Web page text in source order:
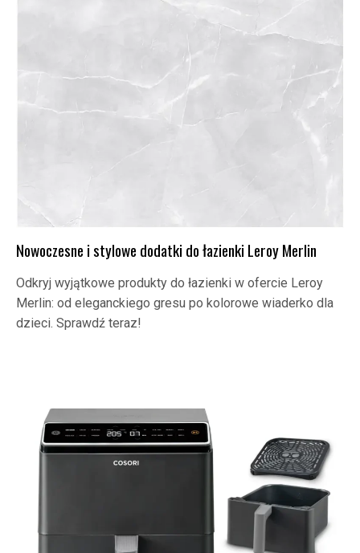
Nowoczesne i stylowe dodatki do łazienki Leroy Merlin
Odkryj wyjątkowe produkty do łazienki w ofercie Leroy
Merlin: od eleganckiego gresu po kolorowe wiaderko dla
dzieci. Sprawdź teraz!